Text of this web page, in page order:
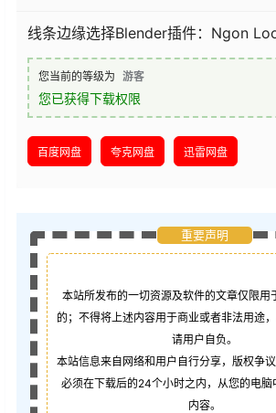
线条边缘选择Blender插件：Ngon
您当前的等级为 游客
您已获得下载权限
百度网盘 夸克网盘 迅雷网盘
重要声明
本站所发布的一切资源及软件的文章仅限用
的；不得将上述内容用于商业或者非法用途
请用户自负。
本站信息来自网络和用户自行分享，版权争
必须在下载后的24个小时之内，从您的电脑
内容。